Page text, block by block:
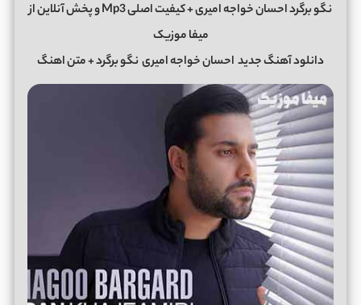
نگو برگرد احسان خواجه امیری + کیفیت اصلی Mp3 و پخش آنلاین از
میفا موزیک
دانلود آهنگ جدید احسان خواجه امیرینگو برگرد + متن اهنگ